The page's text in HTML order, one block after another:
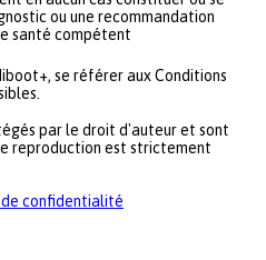
ou une recommandation
santé compétent
se référer aux Conditions
par le droit d'auteur et sont
reproduction est strictement
confidentialité